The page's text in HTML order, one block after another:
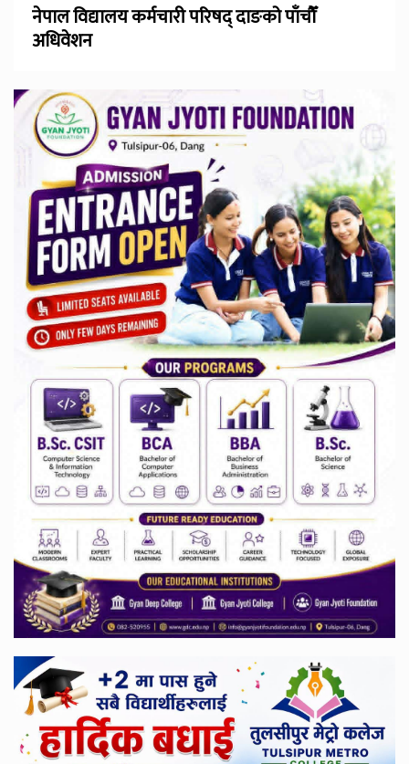
नेपाल विद्यालय कर्मचारी परिषद् दाङको पाँचौँ
अधिवेशन